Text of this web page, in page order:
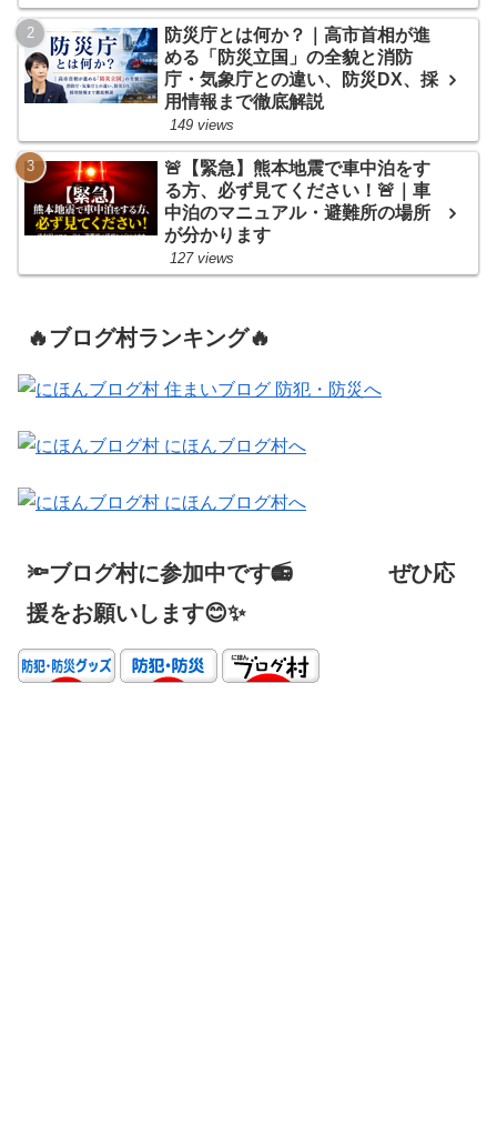
防災庁とは何か？｜高市首相が進
める「防災立国」の全貌と消防
庁・気象庁との違い、防災DX、採
用情報まで徹底解説
149 views
🚨【緊急】熊本地震で車中泊をす
る方、必ず見てください！🚨｜車
中泊のマニュアル・避難所の場所
が分かります
127 views
🔥ブログ村ランキング🔥
🔦ブログ村に参加中です📻 ぜひ応
援をお願いします😊✨